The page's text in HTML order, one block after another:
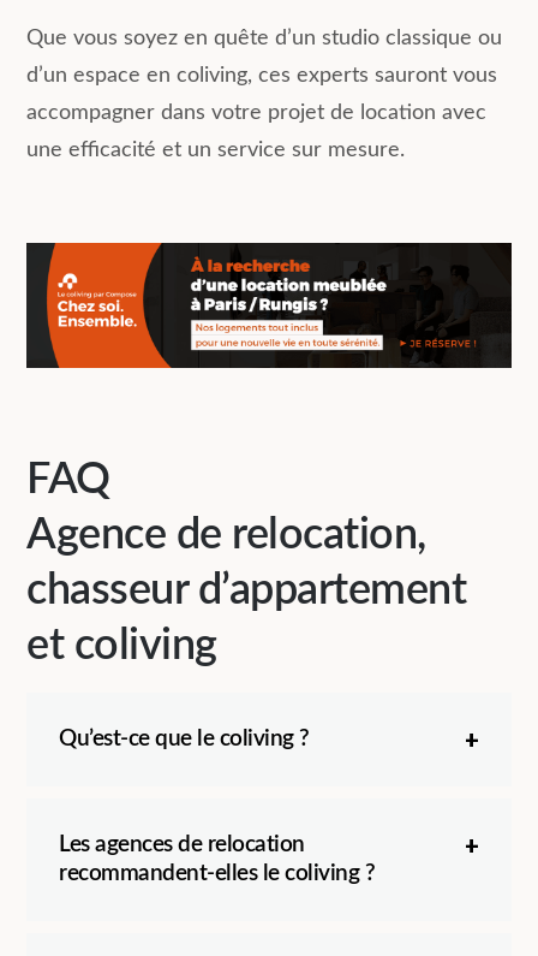
Que vous soyez en quête d’un studio classique ou
d’un espace en coliving, ces experts sauront vous
accompagner dans votre projet de location avec
une efficacité et un service sur mesure.
FAQ
Agence de relocation,
chasseur d’appartement
et coliving
Qu’est-ce que le coliving ?
Les agences de relocation
recommandent-elles le coliving ?